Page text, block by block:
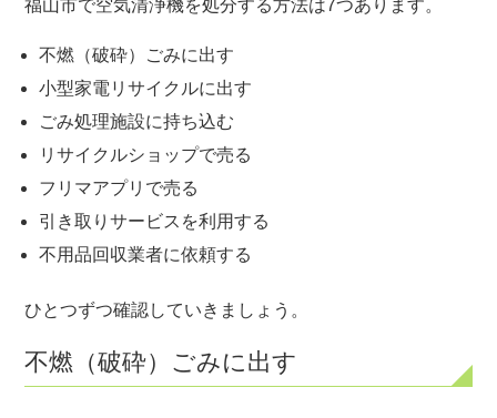
福山市で空気清浄機を処分する方法は7つあります。
不燃（破砕）ごみに出す
小型家電リサイクルに出す
ごみ処理施設に持ち込む
リサイクルショップで売る
フリマアプリで売る
引き取りサービスを利用する
不用品回収業者に依頼する
ひとつずつ確認していきましょう。
不燃（破砕）ごみに出す